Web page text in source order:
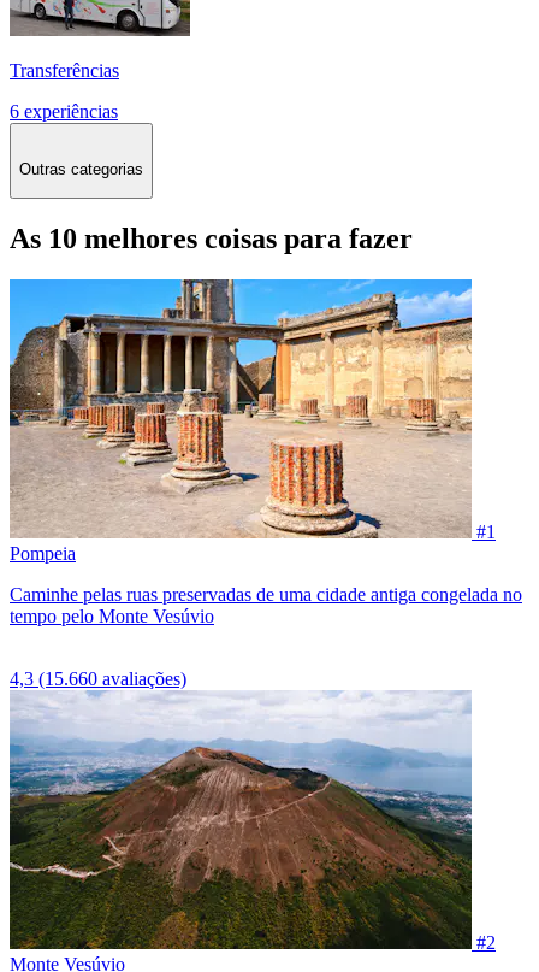
Transferências
6 experiências
Outras categorias
As 10 melhores coisas para fazer
#1
Pompeia
Caminhe pelas ruas preservadas de uma cidade antiga congelada no
tempo pelo Monte Vesúvio
4,3 (15.660 avaliações)
#2
Monte Vesúvio